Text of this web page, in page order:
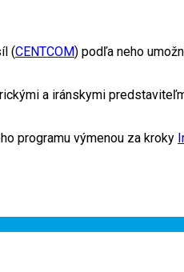
(CENTCOM) podľa neho
a iránskymi
programu výmenou za kroky